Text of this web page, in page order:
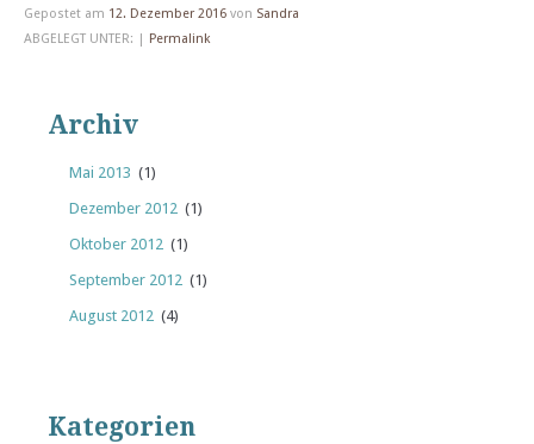
Gepostet am 12. Dezember 2016 von Sandra
ABGELEGT UNTER: | Permalink
Archiv
Mai 2013 (1)
Dezember 2012 (1)
Oktober 2012 (1)
September 2012 (1)
August 2012 (4)
Kategorien